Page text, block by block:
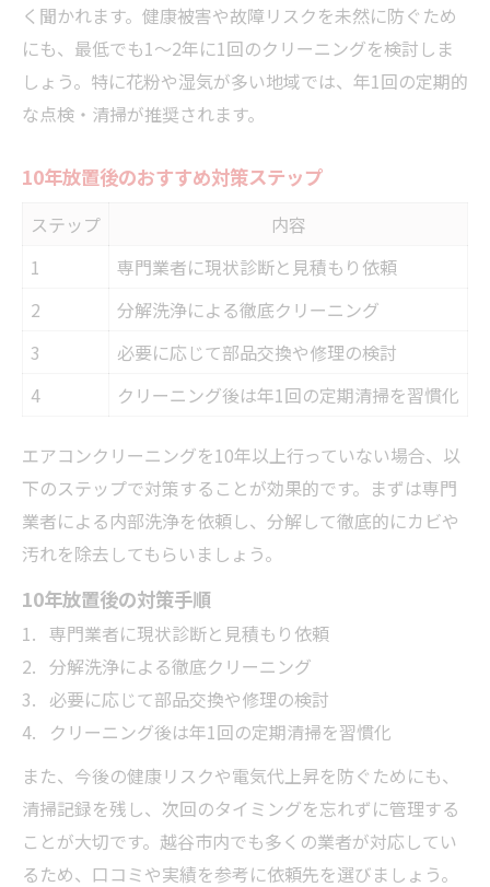
く聞かれます。健康被害や故障リスクを未然に防ぐため
にも、最低でも1～2年に1回のクリーニングを検討しま
しょう。特に花粉や湿気が多い地域では、年1回の定期的
な点検・清掃が推奨されます。
10年放置後のおすすめ対策ステップ
ステップ
内容
1
専門業者に現状診断と見積もり依頼
2
分解洗浄による徹底クリーニング
3
必要に応じて部品交換や修理の検討
4
クリーニング後は年1回の定期清掃を習慣化
エアコンクリーニングを10年以上行っていない場合、以
下のステップで対策することが効果的です。まずは専門
業者による内部洗浄を依頼し、分解して徹底的にカビや
汚れを除去してもらいましょう。
10年放置後の対策手順
専門業者に現状診断と見積もり依頼
分解洗浄による徹底クリーニング
必要に応じて部品交換や修理の検討
クリーニング後は年1回の定期清掃を習慣化
また、今後の健康リスクや電気代上昇を防ぐためにも、
清掃記録を残し、次回のタイミングを忘れずに管理する
ことが大切です。越谷市内でも多くの業者が対応してい
るため、口コミや実績を参考に依頼先を選びましょう。